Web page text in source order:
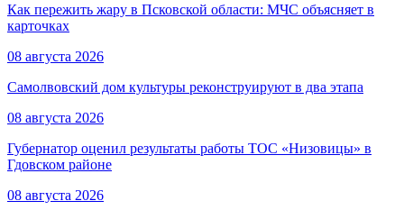
Как пережить жару в Псковской области: МЧС объясняет в
карточках
08 августа 2026
Самолвовский дом культуры реконструируют в два этапа
08 августа 2026
Губернатор оценил результаты работы ТОС «Низовицы» в
Гдовском районе
08 августа 2026